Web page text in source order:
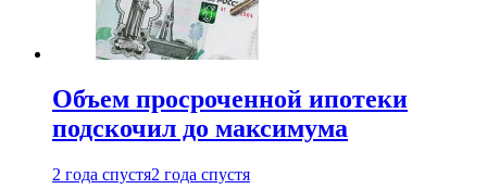
Объем просроченной ипотеки
подскочил до максимума
2 года спустя2 года спустя